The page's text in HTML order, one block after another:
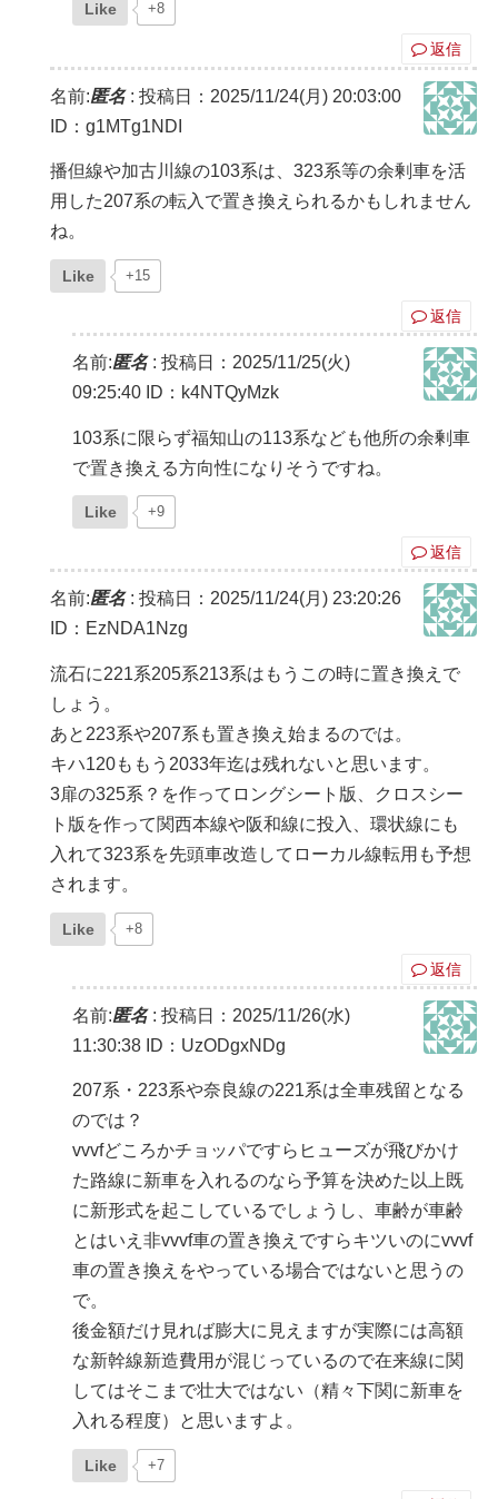
Like +8
返信
名前:匿名: 投稿日：2025/11/24(月) 20:03:00
ID：g1MTg1NDI
播但線や加古川線の103系は、323系等の余剰車を活
用した207系の転入で置き換えられるかもしれません
ね。
Like +15
返信
名前:匿名: 投稿日：2025/11/25(火)
09:25:40 ID：k4NTQyMzk
103系に限らず福知山の113系なども他所の余剰車
で置き換える方向性になりそうですね。
Like +9
返信
名前:匿名: 投稿日：2025/11/24(月) 23:20:26
ID：EzNDA1Nzg
流石に221系205系213系はもうこの時に置き換えで
しょう。
あと223系や207系も置き換え始まるのでは。
キハ120ももう2033年迄は残れないと思います。
3扉の325系？を作ってロングシート版、クロスシー
ト版を作って関西本線や阪和線に投入、環状線にも
入れて323系を先頭車改造してローカル線転用も予想
されます。
Like +8
返信
名前:匿名: 投稿日：2025/11/26(水)
11:30:38 ID：UzODgxNDg
207系・223系や奈良線の221系は全車残留となる
のでは？
vvvfどころかチョッパですらヒューズが飛びかけ
た路線に新車を入れるのなら予算を決めた以上既
に新形式を起こしているでしょうし、車齢が車齢
とはいえ非vvvf車の置き換えですらキツいのにvvvf
車の置き換えをやっている場合ではないと思うの
で。
後金額だけ見れば膨大に見えますが実際には高額
な新幹線新造費用が混じっているので在来線に関
してはそこまで壮大ではない（精々下関に新車を
入れる程度）と思いますよ。
Like +7